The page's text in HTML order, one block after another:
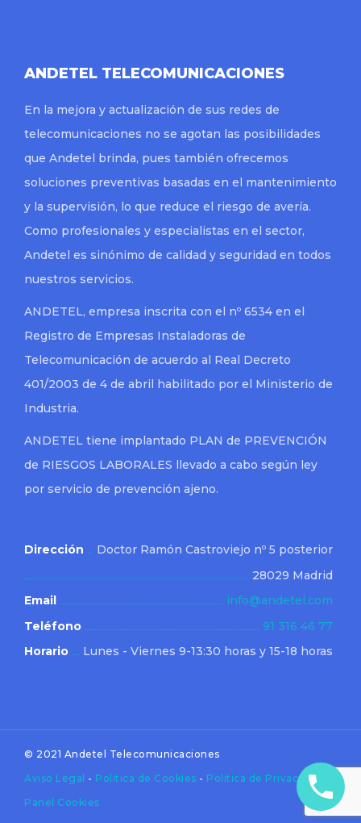
ANDETEL TELECOMUNICACIONES
En la mejora y actualización de sus redes de
telecomunicaciones no se agotan las posibilidades
que Andetel brinda, pues también ofrecemos
soluciones preventivas basadas en el mantenimiento
y la supervisión, lo que reduce el riesgo de avería.
Como profesionales y especialistas en el sector,
Andetel es sinónimo de calidad y seguridad en todos
nuestros servicios.
ANDETEL, empresa inscrita con el nº 6534 en el
Registro de Empresas Instaladoras de
Telecomunicación de acuerdo al Real Decreto
401/2003 de 4 de abril habilitado por el Ministerio de
Industria.
ANDETEL tiene implantado PLAN de PREVENCIÓN
de RIESGOS LABORALES llevado a cabo según ley
por servicio de prevención ajeno.
Dirección
Doctor Ramón Castroviejo nº 5 posterior
28029 Madrid
Email
info@andetel.com
Teléfono
91 316 46 77
Horario
Lunes - Viernes 9-13:30 horas y 15-18 horas
© 2021 Andetel Telecomunicaciones
Aviso Legal - Politica de Cookies - Politica de Privacidad
Panel Cookies